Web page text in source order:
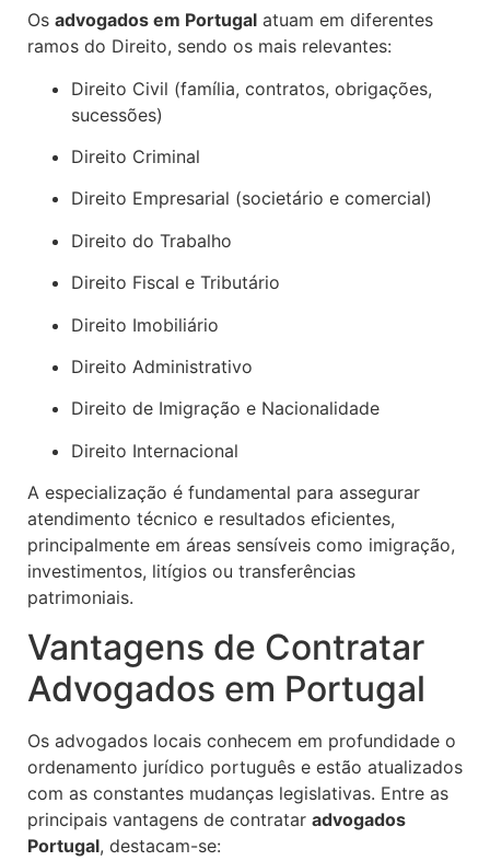
Os advogados em Portugal atuam em diferentes
ramos do Direito, sendo os mais relevantes:
Direito Civil (família, contratos, obrigações,
sucessões)
Direito Criminal
Direito Empresarial (societário e comercial)
Direito do Trabalho
Direito Fiscal e Tributário
Direito Imobiliário
Direito Administrativo
Direito de Imigração e Nacionalidade
Direito Internacional
A especialização é fundamental para assegurar
atendimento técnico e resultados eficientes,
principalmente em áreas sensíveis como imigração,
investimentos, litígios ou transferências
patrimoniais.
Vantagens de Contratar
Advogados em Portugal
Os advogados locais conhecem em profundidade o
ordenamento jurídico português e estão atualizados
com as constantes mudanças legislativas. Entre as
principais vantagens de contratar advogados
Portugal, destacam-se: